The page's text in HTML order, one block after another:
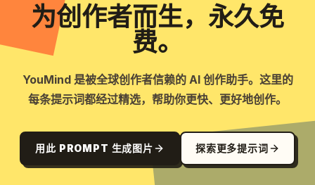
为创作者而生，永久免
费。
YouMind 是被全球创作者信赖的 AI 创作助手。这里的
每条提示词都经过精选，帮助你更快、更好地创作。
用此 PROMPT 生成图片 探索更多提示词